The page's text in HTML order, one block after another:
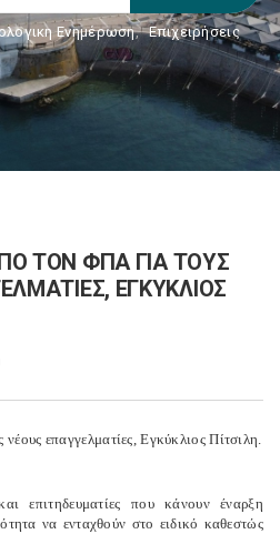
Ενημέρωση, Επιχειρήσεις
ΤΟΝ ΦΠΑ ΓΙΑ ΤΟΥΣ
ΕΓΚΥΚΛΙΟΣ
επαγγελματίες, Εγκύκλιος Πίτσιλη.
επιτηδευματίες που κάνουν έναρξη
να ενταχθούν στο ειδικό καθεστώς